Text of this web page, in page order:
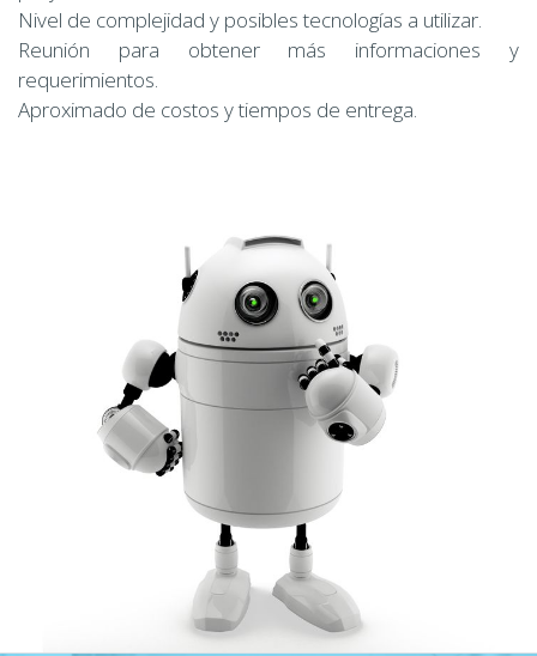
Nivel de complejidad y posibles tecnologías a utilizar.
Reunión para obtener más informaciones y
requerimientos.
Aproximado de costos y tiempos de entrega.